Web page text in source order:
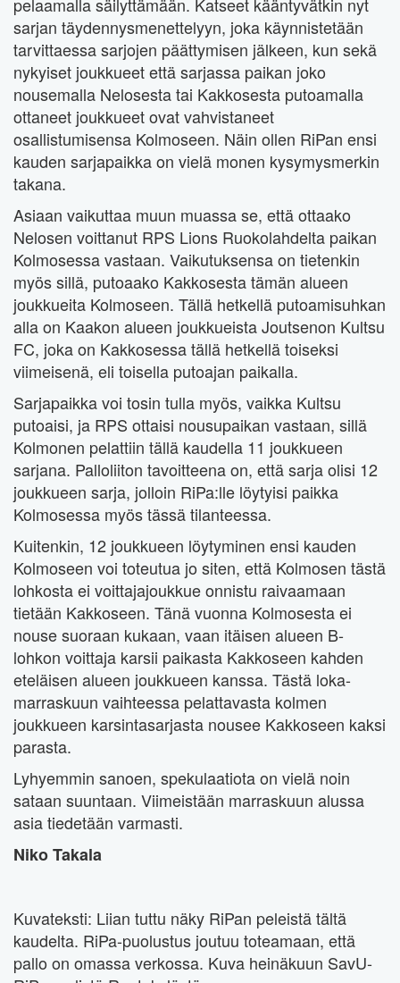
sarjan täydennysmenettelyyn, joka käynnistetään
tarvittaessa sarjojen päättymisen jälkeen, kun sekä
nykyiset joukkueet että sarjassa paikan joko
nousemalla Nelosesta tai Kakkosesta putoamalla
ottaneet joukkueet ovat vahvistaneet
osallistumisensa Kolmoseen. Näin ollen RiPan ensi
kauden sarjapaikka on vielä monen kysymysmerkin
takana.
Asiaan vaikuttaa muun muassa se, että ottaako
Nelosen voittanut RPS Lions Ruokolahdelta paikan
Kolmosessa vastaan. Vaikutuksensa on tietenkin
myös sillä, putoaako Kakkosesta tämän alueen
joukkueita Kolmoseen. Tällä hetkellä putoamisuhkan
alla on Kaakon alueen joukkueista Joutsenon Kultsu
FC, joka on Kakkosessa tällä hetkellä toiseksi
viimeisenä, eli toisella putoajan paikalla.
Sarjapaikka voi tosin tulla myös, vaikka Kultsu
putoaisi, ja RPS ottaisi nousupaikan vastaan, sillä
Kolmonen pelattiin tällä kaudella 11 joukkueen
sarjana. Palloliiton tavoitteena on, että sarja olisi 12
joukkueen sarja, jolloin RiPa:lle löytyisi paikka
Kolmosessa myös tässä tilanteessa.
Kuitenkin, 12 joukkueen löytyminen ensi kauden
Kolmoseen voi toteutua jo siten, että Kolmosen tästä
lohkosta ei voittajajoukkue onnistu raivaamaan
tietään Kakkoseen. Tänä vuonna Kolmosesta ei
nouse suoraan kukaan, vaan itäisen alueen B-
lohkon voittaja karsii paikasta Kakkoseen kahden
eteläisen alueen joukkueen kanssa. Tästä loka-
marraskuun vaihteessa pelattavasta kolmen
joukkueen karsintasarjasta nousee Kakkoseen kaksi
parasta.
Lyhyemmin sanoen, spekulaatiota on vielä noin
sataan suuntaan. Viimeistään marraskuun alussa
asia tiedetään varmasti.
Niko Takala
Kuvateksti: Liian tuttu näky RiPan peleistä tältä
kaudelta. RiPa-puolustus joutuu toteamaan, että
pallo on omassa verkossa. Kuva heinäkuun SavU-